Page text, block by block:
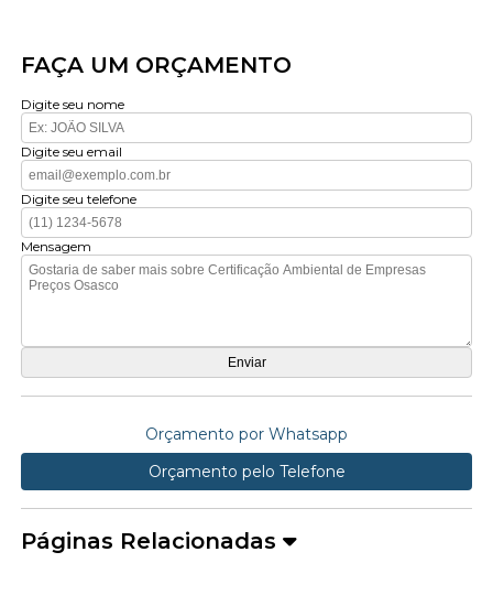
FAÇA UM ORÇAMENTO
Digite seu nome
Digite seu email
Digite seu telefone
Mensagem
Orçamento por Whatsapp
Orçamento pelo Telefone
Páginas Relacionadas